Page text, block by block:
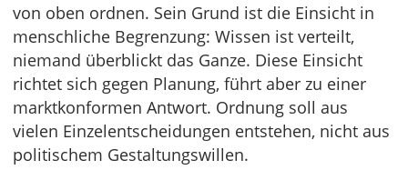
von oben ordnen. Sein Grund ist die Einsicht in
menschliche Begrenzung: Wissen ist verteilt,
niemand überblickt das Ganze. Diese Einsicht
richtet sich gegen Planung, führt aber zu einer
marktkonformen Antwort. Ordnung soll aus
vielen Einzelentscheidungen entstehen, nicht aus
politischem Gestaltungswillen.